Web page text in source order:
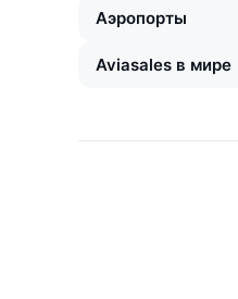
Аэропорты
Aviasales в мире